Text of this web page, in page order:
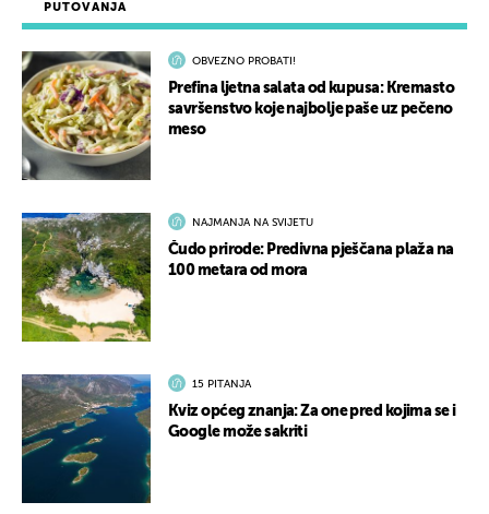
PUTOVANJA
OBVEZNO PROBATI!
Prefina ljetna salata od kupusa: Kremasto
savršenstvo koje najbolje paše uz pečeno
meso
NAJMANJA NA SVIJETU
Čudo prirode: Predivna pješčana plaža na
100 metara od mora
15 PITANJA
Kviz općeg znanja: Za one pred kojima se i
Google može sakriti